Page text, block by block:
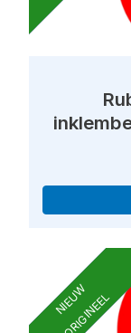
NIEUW
ORIGINEEL